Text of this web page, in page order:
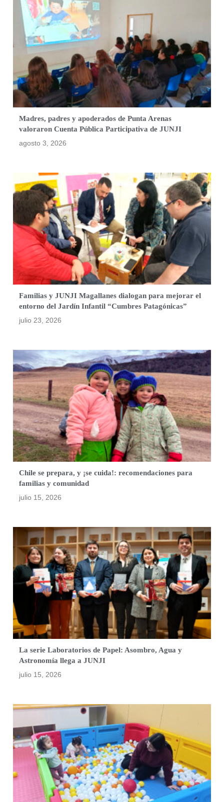
Madres, padres y apoderados de Punta Arenas
valoraron Cuenta Pública Participativa de JUNJI
agosto 3, 2026
Familias y JUNJI Magallanes dialogan para mejorar el
entorno del Jardín Infantil “Cumbres Patagónicas”
julio 23, 2026
Chile se prepara, y ¡se cuida!: recomendaciones para
familias y comunidad
julio 15, 2026
La serie Laboratorios de Papel: Asombro, Agua y
Astronomía llega a JUNJI
julio 15, 2026